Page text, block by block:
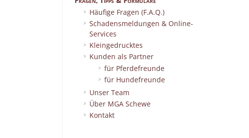
Häufige Fragen (F.A.Q.)
Schadensmeldungen & Online-
Services
Kleingedrucktes
Kunden als Partner
für Pferdefreunde
für Hundefreunde
Unser Team
Über MGA Schewe
Kontakt